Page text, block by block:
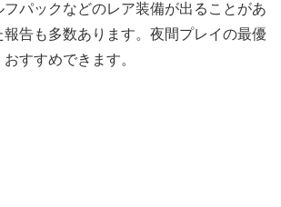
フパックなどのレア装備が出ることがあ
報告も多数あります。夜間プレイの最優
すすめできます。